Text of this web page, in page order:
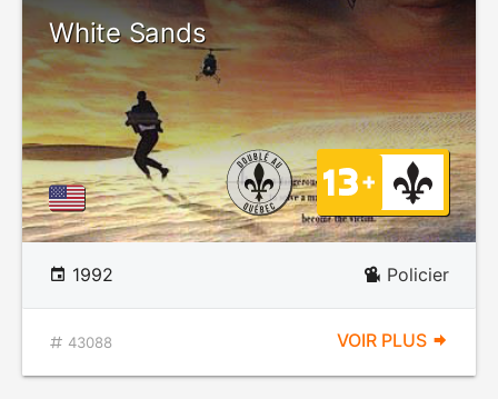
White Sands
1992 Policier
43088 VOIR PLUS